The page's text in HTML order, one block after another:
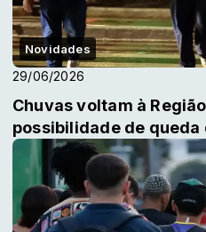
Novidades
29/06/2026
Chuvas voltam à
possibilidade de queda